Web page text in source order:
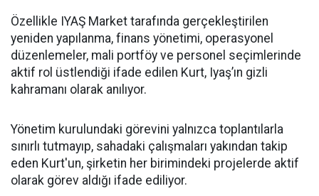
Özellikle IYAŞ Market tarafında gerçekleştirilen
yeniden yapılanma, finans yönetimi, operasyonel
düzenlemeler, mali portföy ve personel seçimlerinde
aktif rol üstlendiği ifade edilen Kurt, Iyaş’ın gizli
kahramanı olarak anılıyor.
Yönetim kurulundaki görevini yalnızca toplantılarla
sınırlı tutmayıp, sahadaki çalışmaları yakından takip
eden Kurt'un, şirketin her birimindeki projelerde aktif
olarak görev aldığı ifade ediliyor.